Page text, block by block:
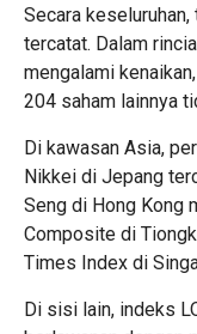
Secara
tercatat. Dalam
mengalami
204 saham lainnya
Di kawasan Asia,
Nikkei di Jepang
Seng di Hong Kong
Composite di
Times Index di
Di sisi lain, indeks